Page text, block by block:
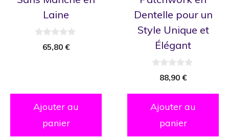
Laine
65,80 €
Ajouter au
panier
Dentelle pour un
Style Unique et
Élégant
5
88,90 €
Ajouter au
panier